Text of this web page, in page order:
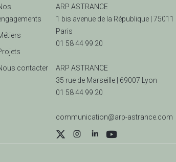
contacter
ARP ASTRANCE
1 bis avenue de la République | 75011
Paris
01 58 44 99 20
ARP ASTRANCE
35 rue de Marseille | 69007 Lyon
01 58 44 99 20
communication@arp-astrance.com